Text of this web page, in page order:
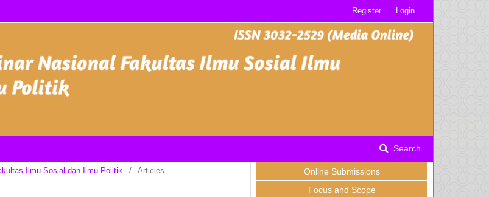
Search
Register Login
Ilmu Sosial dan Ilmu Politik / Articles
Online Submissions
Focus and Scope